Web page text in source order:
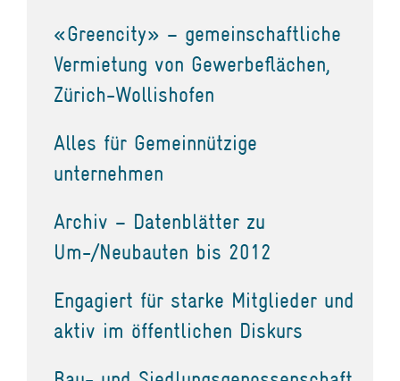
«Greencity» – gemeinschaftliche
Vermietung von Gewerbeflächen,
Zürich-Wollishofen
Alles für Gemeinnützige
unternehmen
Archiv – Datenblätter zu
Um-/Neubauten bis 2012
Engagiert für starke Mitglieder und
aktiv im öffentlichen Diskurs